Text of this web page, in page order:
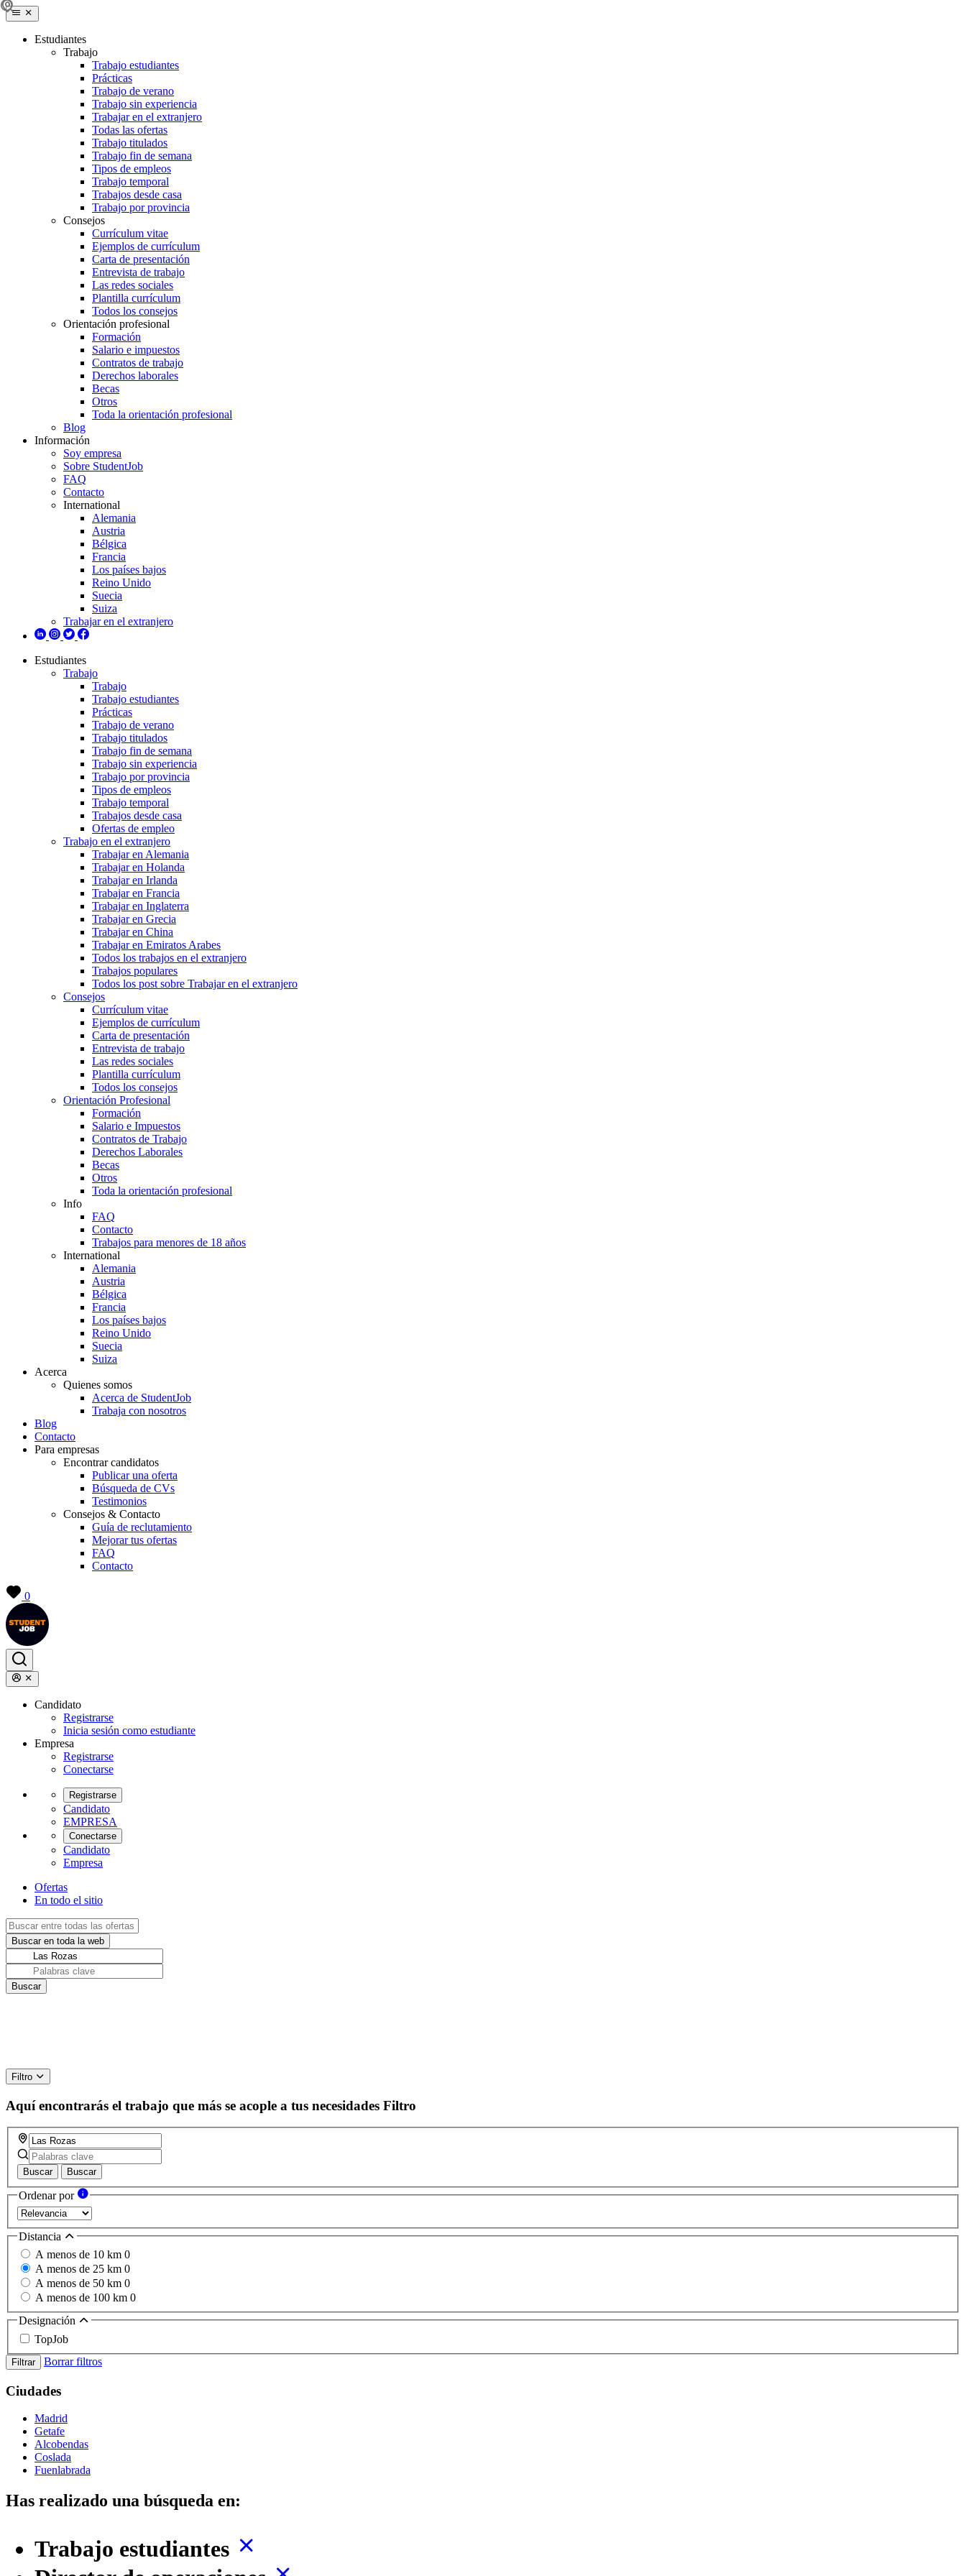
Estudiantes
Trabajo
Trabajo estudiantes
Prácticas
Trabajo de verano
Trabajo sin experiencia
Trabajar en el extranjero
Todas las ofertas
Trabajo titulados
Trabajo fin de semana
Tipos de empleos
Trabajo temporal
Trabajos desde casa
Trabajo por provincia
Consejos
Currículum vitae
Ejemplos de currículum
Carta de presentación
Entrevista de trabajo
Las redes sociales
Plantilla currículum
Todos los consejos
Orientación profesional
Formación
Salario e impuestos
Contratos de trabajo
Derechos laborales
Becas
Otros
Toda la orientación profesional
Blog
Información
Soy empresa
Sobre StudentJob
FAQ
Contacto
International
Alemania
Austria
Bélgica
Francia
Los países bajos
Reino Unido
Suecia
Suiza
Trabajar en el extranjero
Estudiantes
Trabajo
Trabajo
Trabajo estudiantes
Prácticas
Trabajo de verano
Trabajo titulados
Trabajo fin de semana
Trabajo sin experiencia
Trabajo por provincia
Tipos de empleos
Trabajo temporal
Trabajos desde casa
Ofertas de empleo
Trabajo en el extranjero
Trabajar en Alemania
Trabajar en Holanda
Trabajar en Irlanda
Trabajar en Francia
Trabajar en Inglaterra
Trabajar en Grecia
Trabajar en China
Trabajar en Emiratos Arabes
Todos los trabajos en el extranjero
Trabajos populares
Todos los post sobre Trabajar en el extranjero
Consejos
Currículum vitae
Ejemplos de currículum
Carta de presentación
Entrevista de trabajo
Las redes sociales
Plantilla currículum
Todos los consejos
Orientación Profesional
Formación
Salario e Impuestos
Contratos de Trabajo
Derechos Laborales
Becas
Otros
Toda la orientación profesional
Info
FAQ
Contacto
Trabajos para menores de 18 años
International
Alemania
Austria
Bélgica
Francia
Los países bajos
Reino Unido
Suecia
Suiza
Acerca
Quienes somos
Acerca de StudentJob
Trabaja con nosotros
Blog
Contacto
Para empresas
Encontrar candidatos
Publicar una oferta
Búsqueda de CVs
Testimonios
Consejos & Contacto
Guía de reclutamiento
Mejorar tus ofertas
FAQ
Contacto
0
Candidato
Registrarse
Inicia sesión como estudiante
Empresa
Registrarse
Conectarse
Registrarse
Candidato
EMPRESA
Conectarse
Candidato
Empresa
Ofertas
En todo el sitio
Filtro
Aquí encontrarás el trabajo que más se acople a tus necesidades Filtro
Buscar Buscar
Ordenar por
Distancia
A menos de 10 km 0
A menos de 25 km 0
A menos de 50 km 0
A menos de 100 km 0
Designación
TopJob
Filtrar Borrar filtros
Ciudades
Madrid
Getafe
Alcobendas
Coslada
Fuenlabrada
Has realizado una búsqueda en:
Trabajo estudiantes